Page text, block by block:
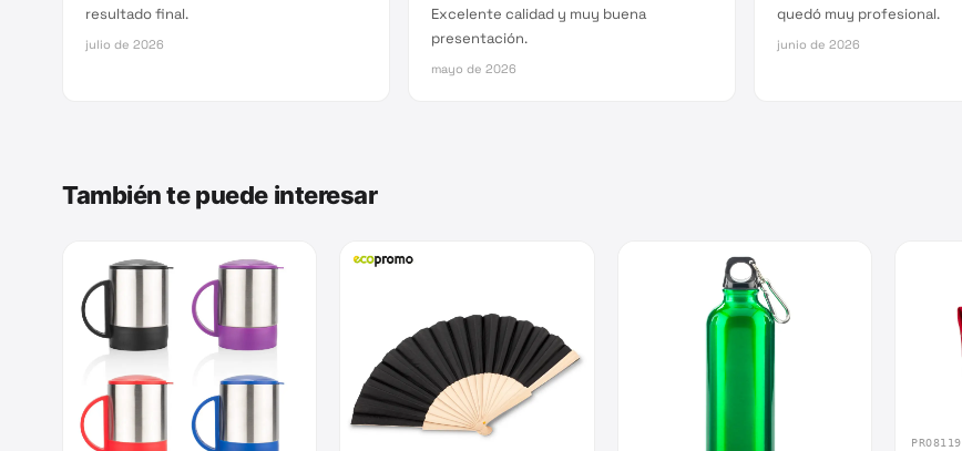
resultado final.
julio de 2026
Excelente calidad y muy buena
presentación.
mayo de 2026
quedó muy profesional.
junio de 2026
También te puede interesar
PRO8119